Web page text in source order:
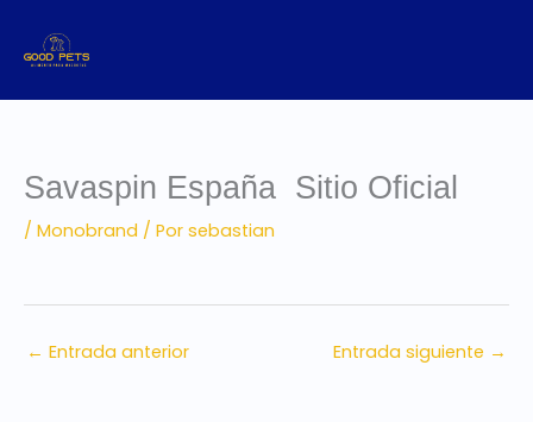
contenido
Savaspin España ️ Sitio Oficial
/ Monobrand / Por sebastian
← Entrada anterior Entrada siguiente →